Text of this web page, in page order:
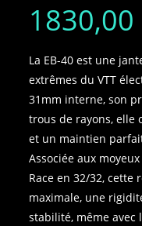
1830,00
La EB-40 est une
extrêmes du VTT
31mm interne, son
trous de rayons, elle
et un maintien
Associée aux
Race en 32/32,
maximale, une
stabilité, même avec